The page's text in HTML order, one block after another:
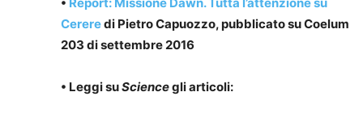
Cereredi Pietro Capuozzo, pubblicato su Coelum
203 di settembre 2016
• Leggi suSciencegli articoli: